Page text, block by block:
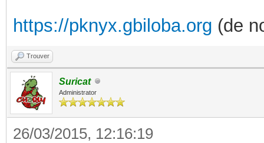
https://pknyx.gbiloba.org (de
Trouver
Suricat
Administrator
26/03/2015, 12:16:19